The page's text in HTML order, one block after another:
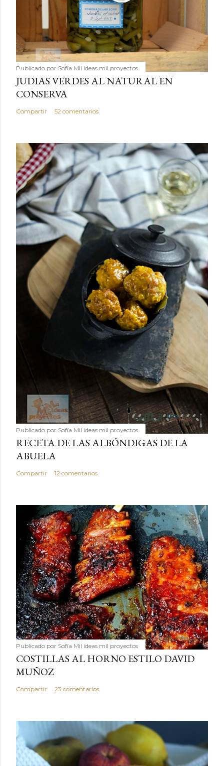
Publicado por Sofía Mil ideas mil proyectos
JUDIAS VERDES AL NATURAL EN
CONSERVA
Compartir 52 comentarios
Publicado por Sofía Mil ideas mil proyectos
RECETA DE LAS ALBÓNDIGAS DE LA
ABUELA
Compartir 12 comentarios
Publicado por Sofía Mil ideas mil proyectos
COSTILLAS AL HORNO ESTILO DAVID
MUÑOZ
Compartir 23 comentarios